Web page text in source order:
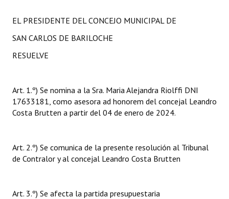
Datos Históricos
Mujeres que Dejaron Huellas - Registro
Periodistas Decanos - Registro
Banca del Vecino - Registro
Antiguos Pobladores - Registro
EL PRESIDENTE DEL CONCEJO MUNICIPAL DE
SAN CARLOS DE BARILOCHE
RESUELVE
Art. 1.º) Se nomina a la Sra. Maria Alejandra Riolffi DNI
17633181, como asesora ad honorem del concejal Leandro
Costa Brutten a partir del 04 de enero de 2024.
Art. 2.º) Se comunica de la presente resolución al Tribunal
de Contralor y al concejal Leandro Costa Brutten
Art. 3.º) Se afecta la partida presupuestaria